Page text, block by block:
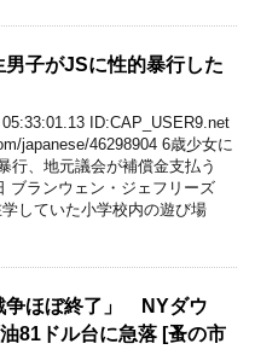
男子がJSに性的暴行した
ID:CAP_USER9.net
japanese/46298904 6歳少女に
行、地元議会が補償金支払う
ブランウェン・ジェフリーズ
していた小学校内の遊び場
争ほぼ終了」 NYダウ
81ドル台に急落 [蚤の市